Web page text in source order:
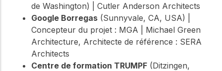
de Washington) | Cutler Anderson Architects
Google Borregas (Sunnyvale, CA, USA) |
Concepteur du projet : MGA | Michael Green
Architecture, Architecte de référence : SERA
Architects
Centre de formation TRUMPF (Ditzingen,